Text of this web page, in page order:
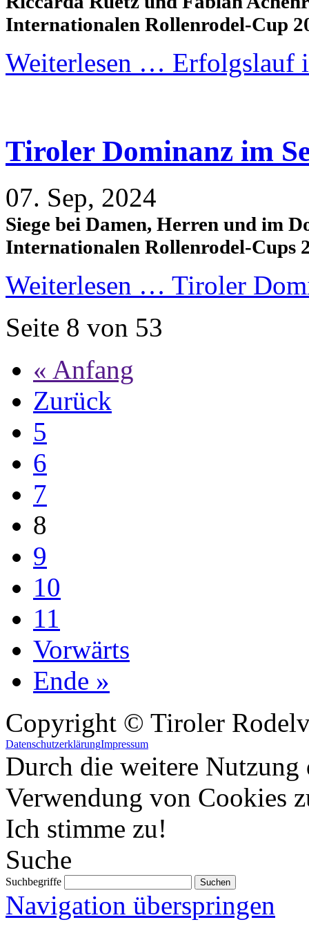
Internationalen Rollenrodel-Cup
Weiterlesen … Erfolgslauf
Tiroler Dominanz im
07. Sep, 2024
Siege bei Damen, Herren und im
Internationalen Rollenrodel-Cups
Weiterlesen … Tiroler
Seite 8 von 53
« Anfang
Zurück
5
6
7
8
9
10
11
Vorwärts
Ende »
Copyright © Tiroler
DatenschutzerklärungImpressum
Durch die weitere Nutzung
Verwendung von Cookies
Ich stimme zu!
Suche
Suchbegriffe
Navigation überspringen